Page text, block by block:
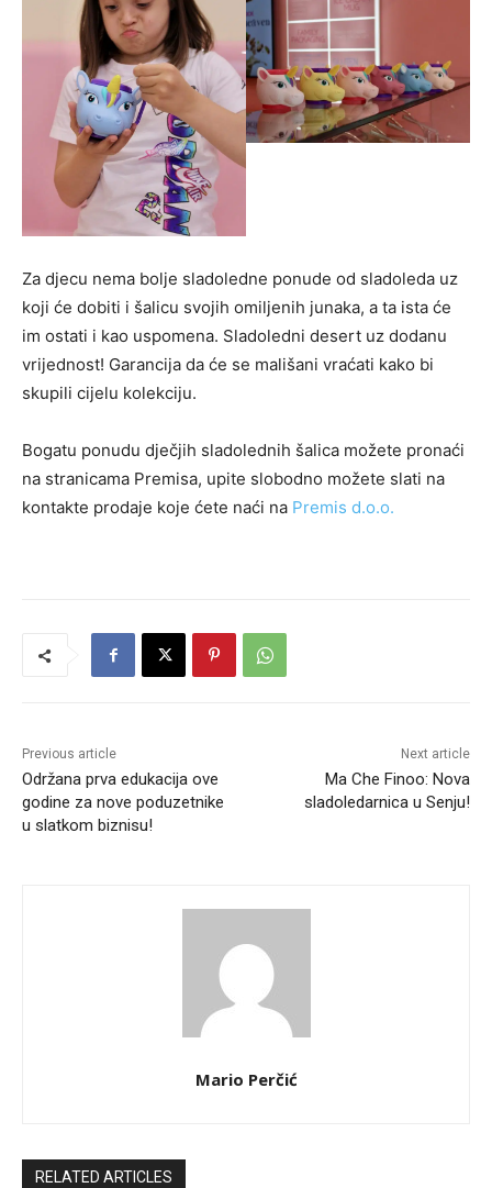
Za djecu nema bolje sladoledne ponude od sladoleda uz
koji će dobiti i šalicu svojih omiljenih junaka, a ta ista će
im ostati i kao uspomena. Sladoledni desert uz dodanu
vrijednost! Garancija da će se mališani vraćati kako bi
skupili cijelu kolekciju.
Bogatu ponudu dječjih sladolednih šalica možete pronaći
na stranicama Premisa, upite slobodno možete slati na
kontakte prodaje koje ćete naći na Premis d.o.o.
Previous article
Održana prva edukacija ove
godine za nove poduzetnike
u slatkom biznisu!
Next article
Ma Che Finoo: Nova
sladoledarnica u Senju!
Mario Perčić
RELATED ARTICLES